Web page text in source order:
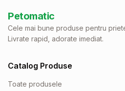
Petomatic
Cele mai bune produse pentru
Livrate rapid, adorate imediat.
Catalog Produse
Toate produsele